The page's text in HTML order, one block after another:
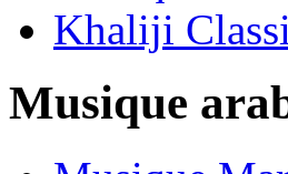
Musique